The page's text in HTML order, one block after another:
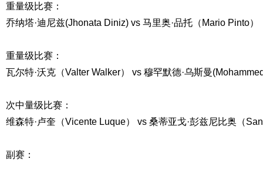
重量级比赛：
乔纳塔·迪尼兹(Jhonata Diniz) vs 马里奥·品托（Mario Pinto）
重量级比赛：
瓦尔特·沃克（Valter Walker） vs 穆罕默德·乌斯曼
次中量级比赛：
维森特·卢奎（Vicente Luque） vs 桑蒂亚戈·彭兹尼比奥（
副赛：